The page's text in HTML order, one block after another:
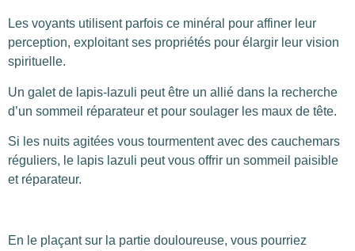
Les voyants utilisent parfois ce minéral pour affiner leur
perception, exploitant ses propriétés pour élargir leur vision
spirituelle.
Un galet de lapis-lazuli peut être un allié dans la recherche
d’un sommeil réparateur et pour soulager les maux de tête.
Si les nuits agitées vous tourmentent avec des cauchemars
réguliers, le lapis lazuli peut vous offrir un sommeil paisible
et réparateur.
En le plaçant sur la partie douloureuse, vous pourriez